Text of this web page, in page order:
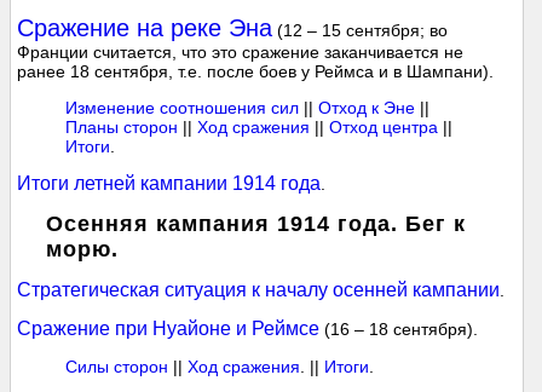
Сражение на реке Эна (12 – 15 сентября; во
Франции считается, что это сражение заканчивается не
ранее 18 сентября, т.е. после боев у Реймса и в Шампани).
Изменение соотношения сил ||Отход к Эне ||
Планы сторон ||Ход сражения ||Отход центра ||
Итоги
Итоги летней кампании 1914 года
Осенняя кампания 1914 года. Бег к
морю.
Стратегическая ситуация к началу осенней кампании
Сражение при Нуайоне и Реймсе (16 – 18 сентября).
Силы сторон ||Ход сражения . || Итоги